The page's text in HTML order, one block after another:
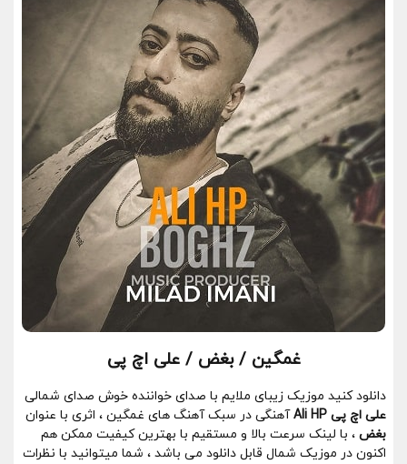
غمگین / بغض / علی اچ پی
دانلود کنید موزیک زیبای ملایم با صدای خواننده خوش صدای شمالی
علی اچ پی Ali HP
آهنگی در سبک آهنگ های غمگین ، اثری با عنوان
بغض ، با لینک سرعت بالا و مستقیم با بهترین کیفیت ممکن هم
اکنون در موزیک شمال قابل دانلود می باشد ، شما میتوانید با نظرات